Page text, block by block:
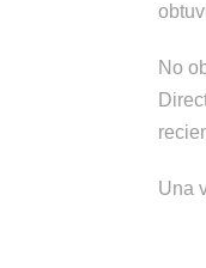
No
Una